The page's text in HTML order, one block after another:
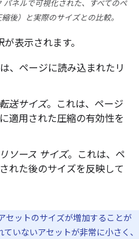
ネルで可視化された、すべてのペ
後）と実際のサイズとの比較。
表示されます。
、ページに読み込まれたリ
転送サイズ。これは、ページ
適用された圧縮の有効性を
リソース サイズ。これは、ペ
れた後のサイズを反映して
セットのサイズが増加することが
いないアセットが非常に小さく、